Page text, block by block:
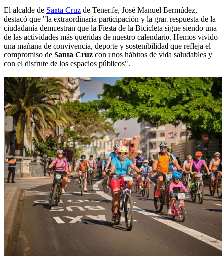
El alcalde de Santa Cruz de Tenerife, José Manuel Bermúdez,
destacó que "la extraordinaria participación y la gran respuesta de la
ciudadanía demuestran que la Fiesta de la Bicicleta sigue siendo una
de las actividades más queridas de nuestro calendario. Hemos vivido
una mañana de convivencia, deporte y sostenibilidad que refleja el
compromiso de Santa Cruz con unos hábitos de vida saludables y
con el disfrute de los espacios públicos".